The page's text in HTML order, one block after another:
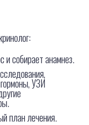
и собирает анамнез.
УЗИ
план лечения.